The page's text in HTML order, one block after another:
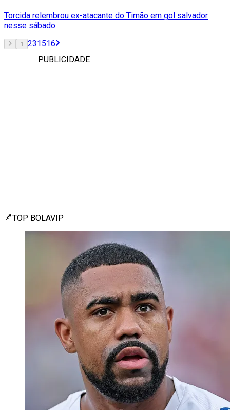
Torcida relembrou ex-atacante do Timão em gol salvador
nesse sábado
1 231516
PUBLICIDADE
TOP BOLAVIP